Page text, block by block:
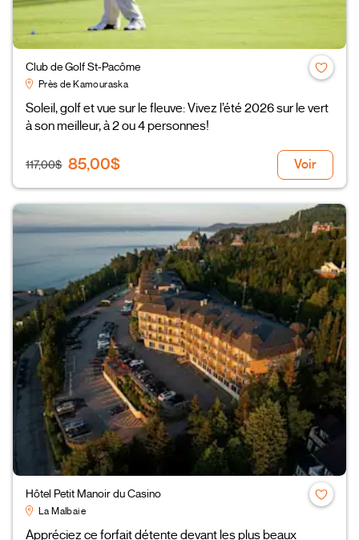
Club de Golf St-Pacôme
Près de Kamouraska
Soleil, golf et vue sur le fleuve: Vivez l’été 2026 sur le vert
à son meilleur, à 2 ou 4 personnes!
117,00$ 85,00$ Voir
Hôtel Petit Manoir du Casino
La Malbaie
Appréciez ce forfait détente devant les plus beaux